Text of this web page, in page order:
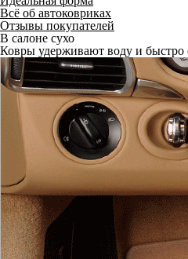
Всё об автоковриках
Отзывы покупателей
В салоне сухо
Ковры удерживают воду и быстро